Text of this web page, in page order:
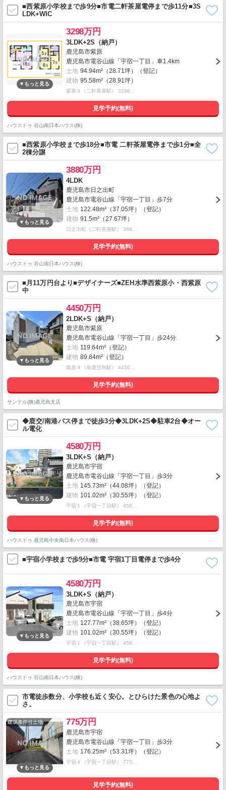
■西紫原小学校まで歩9分■市電二軒茶屋電停まで歩11分■3S
LDK+WIC
3298万円
3LDK+2S（納戸）
鹿児島市紫原
鹿児島市電谷山線「宇宿一丁目」車1.4km
土地 94.94m²（28.71坪）（登記）
建物 95.58m²（28.91坪）
紫原３（二軒茶屋駅） 3298…
見学予約(無料)
ハウスドゥ 谷山南日本ハウス(株)
■西紫原小学校まで歩18分■市電 二軒茶屋電停まで歩1分■全
2棟分譲
3880万円
4LDK
鹿児島市日之出町
鹿児島市電谷山線「宇宿一丁目」歩7分
土地 122.48m²（37.05坪）（登記）
建物 91.5m²（27.67坪）
日之出町（二軒茶屋駅） 388…
見学予約(無料)
ハウスドゥ 谷山南日本ハウス(株)
■月11万円台より■デザイナーズ■ZEH水準西紫原小・西紫原
中
4450万円
2LDK+S（納戸）
鹿児島市紫原
鹿児島市電谷山線「宇宿一丁目」歩24分
土地 119.64m²（登記）
建物 89.84m²（登記）
紫原４（南鹿児島駅） 4450…
見学予約(無料)
サンテル(株)鹿児島支店
◆鹿交/南港バス停まで徒歩3分◆3LDK+2S◆駐車2台◆オー
ル電化
4580万円
3LDK+S（納戸）
鹿児島市宇宿
鹿児島市電谷山線「宇宿一丁目」歩3分
土地 145.73m²（44.08坪）（登記）
建物 101.02m²（30.55坪）（登記）
宇宿１（宇宿一丁目駅） 458…
見学予約(無料)
ハウスドゥ 鹿児島中央南日本ハウス(株)
■宇宿小学校まで歩9分■市電 宇宿1丁目電停まで歩4分
4580万円
3LDK+S（納戸）
鹿児島市宇宿
鹿児島市電谷山線「宇宿一丁目」歩4分
土地 127.77m²（38.65坪）（登記）
建物 101.02m²（30.55坪）（登記）
宇宿１（宇宿一丁目駅） 458…
見学予約(無料)
ハウスドゥ 谷山南日本ハウス(株)
市電徒歩数分、小学校も近く安心。とひらけた景色の心地よ
さ。
建築条件付土地 775万円
鹿児島市宇宿
鹿児島市電谷山線「宇宿一丁目」歩3分
土地 176.25m²（53.31坪）（登記）
宇宿４（宇宿一丁目駅） 775…
見学予約(無料)